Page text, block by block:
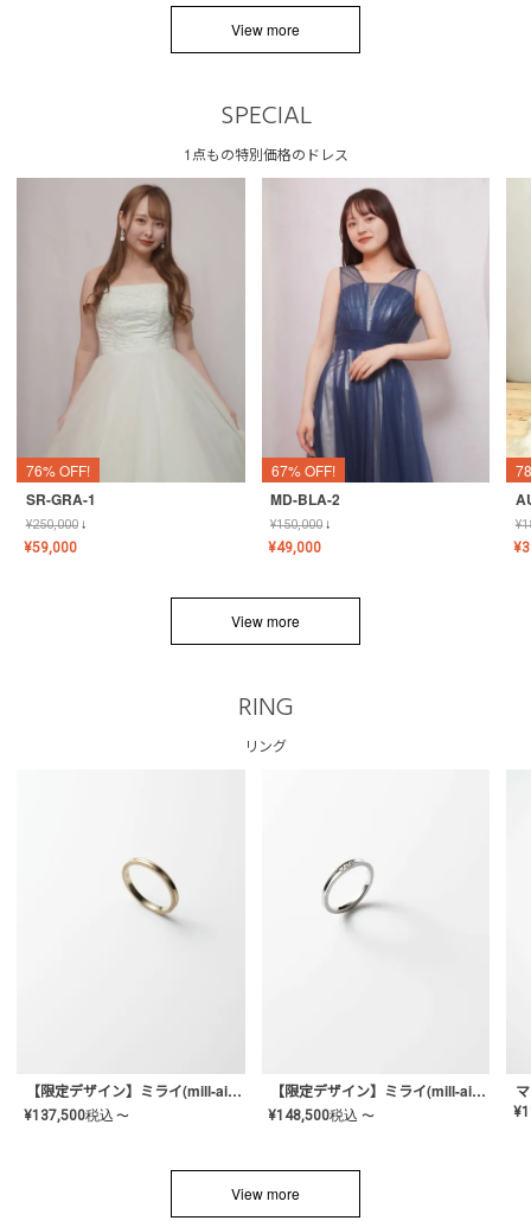
View more
SPECIAL
1点もの特別価格のドレス
76% OFF!
SR-GRA-1
¥250,000↓
¥59,000
67% OFF!
MD-BLA-2
¥150,000↓
¥49,000
¥
¥
View more
RING
リング
【限定デザイン】ミライ(mill-ai)リング
¥137,500税込 〜
【限定デザイン】ミライ(mill-ai)リング
¥148,500税込 〜 ¥
View more